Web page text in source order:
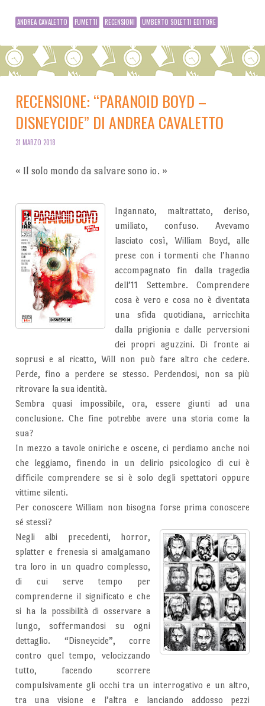
ANDREA CAVALETTO FUMETTI RECENSIONI UMBERTO SOLETTI EDITORE
RECENSIONE: “PARANOID BOYD –
DISNEYCIDE” DI ANDREA CAVALETTO
31 MARZO 2018
« Il solo mondo da salvare sono io. »
Ingannato, maltrattato, deriso,
umiliato, confuso. Avevamo
lasciato così, William Boyd, alle
prese con i tormenti che l’hanno
accompagnato fin dalla tragedia
dell’11 Settembre. Comprendere
cosa è vero e cosa no è diventata
una sfida quotidiana, arricchita
dalla prigionia e dalle perversioni
dei propri aguzzini. Di fronte ai
soprusi e al ricatto, Will non può fare altro che cedere.
Perde, fino a perdere se stesso. Perdendosi, non sa più
ritrovare la sua identità.
Sembra quasi impossibile, ora, essere giunti ad una
conclusione. Che fine potrebbe avere una storia come la
sua?
In mezzo a tavole oniriche e oscene, ci perdiamo anche noi
che leggiamo, finendo in un delirio psicologico di cui è
difficile comprendere se si è solo degli spettatori oppure
vittime silenti.
Per conoscere William non bisogna forse prima conoscere
sé stessi?
Negli albi precedenti, horror,
splatter e frenesia si amalgamano
tra loro in un quadro complesso,
di cui serve tempo per
comprenderne il significato e che
si ha la possibilità di osservare a
lungo, soffermandosi su ogni
dettaglio. “Disneycide”, corre
contro quel tempo, velocizzando
tutto, facendo scorrere
compulsivamente gli occhi tra un interrogativo e un altro,
tra una visione e l’altra e lanciando addosso pezzi